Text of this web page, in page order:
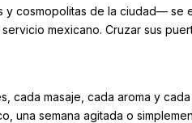
y cosmopolitas de la ciudad— se
mexicano. Cruzar sus
cada masaje, cada aroma y
una semana agitada o